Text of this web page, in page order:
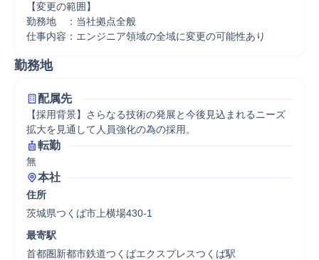
【変更の範囲】
勤務地　：当社拠点全般
仕事内容：エンジニア領域の全域に変更の可能性あり
勤務地
配属先
【採用背景】さらなる技術の発展と今後見込まれるニーズ
拡大を見通して人員強化の為の採用。
転勤
無
本社
住所
茨城県つくば市上横場430-1
最寄駅
首都圏新都市鉄道つくばエクスプレスつくば駅